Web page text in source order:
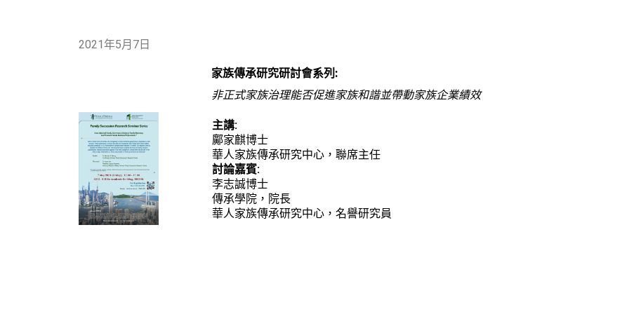
2021年5月7日
家族傳承研究研討會系列:
非正式家族治理能否促進家族和諧並帶動家族企業績效
主講:
鄺家麒博士
華人家族傳承研究中心，聯席主任
討論嘉賓:
李志誠博士
傳承學院，院長
華人家族傳承研究中心，名譽研究員